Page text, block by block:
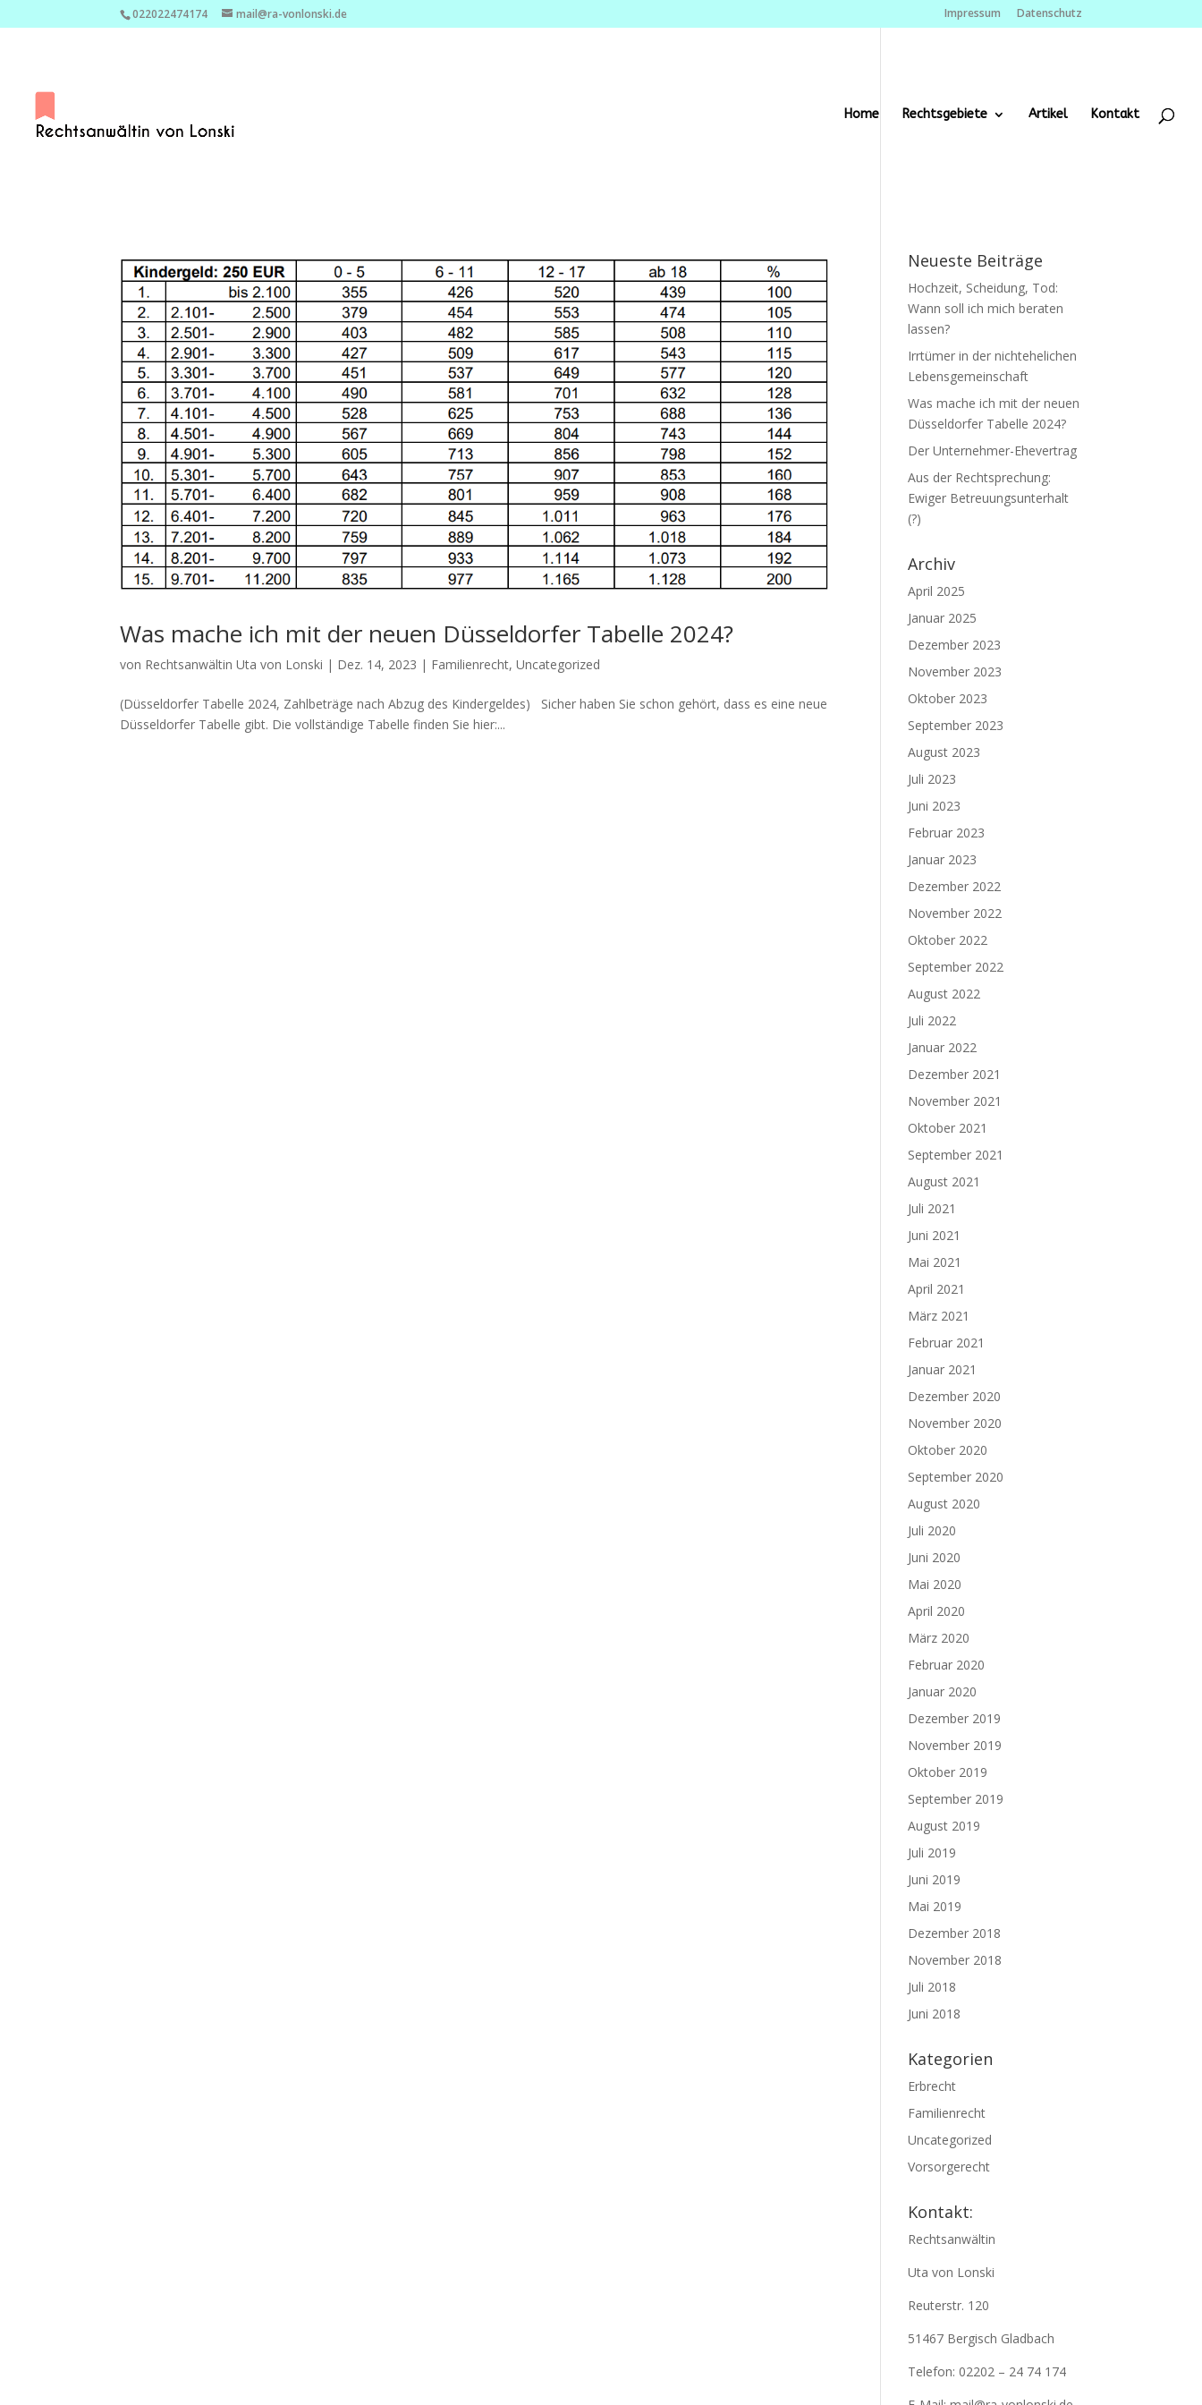
022022474174 mail@ra-vonlonski.de Impressum Datenschutz
Home Rechtsgebiete Artikel Kontakt
Was mache ich mit der neuen Düsseldorfer Tabelle 2024?
von Rechtsanwältin Uta von Lonski | Dez. 14, 2023 | Familienrecht,Uncategorized
(Düsseldorfer Tabelle 2024, Zahlbeträge nach Abzug des Kindergeldes) Sicher haben Sie schon gehört, dass es eine neue
Düsseldorfer Tabelle gibt. Die vollständige Tabelle finden Sie hier:...
Neueste Beiträge
Hochzeit, Scheidung, Tod:
Wann soll ich mich beraten
lassen?
Irrtümer in der nichtehelichen
Lebensgemeinschaft
Was mache ich mit der neuen
Düsseldorfer Tabelle 2024?
Der Unternehmer-Ehevertrag
Aus der Rechtsprechung:
Ewiger Betreuungsunterhalt
(?)
Archiv
April 2025
Januar 2025
Dezember 2023
November 2023
Oktober 2023
September 2023
August 2023
Juli 2023
Juni 2023
Februar 2023
Januar 2023
Dezember 2022
November 2022
Oktober 2022
September 2022
August 2022
Juli 2022
Januar 2022
Dezember 2021
November 2021
Oktober 2021
September 2021
August 2021
Juli 2021
Juni 2021
Mai 2021
April 2021
März 2021
Februar 2021
Januar 2021
Dezember 2020
November 2020
Oktober 2020
September 2020
August 2020
Juli 2020
Juni 2020
Mai 2020
April 2020
März 2020
Februar 2020
Januar 2020
Dezember 2019
November 2019
Oktober 2019
September 2019
August 2019
Juli 2019
Juni 2019
Mai 2019
Dezember 2018
November 2018
Juli 2018
Juni 2018
Kategorien
Erbrecht
Familienrecht
Uncategorized
Vorsorgerecht
Kontakt:
Rechtsanwältin
Uta von Lonski
Reuterstr. 120
51467 Bergisch Gladbach
Telefon: 02202 – 24 74 174